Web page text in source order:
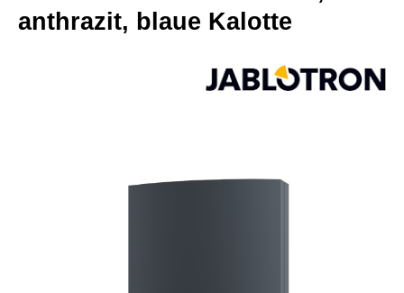
anthrazit, blaue Kalotte